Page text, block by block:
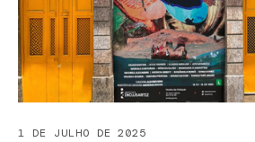
1 DE JULHO DE 2025